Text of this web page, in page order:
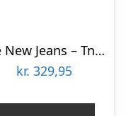
The New Jeans – TnMadrid – Baggy Fit – Black Denim Wash
kr. 329,95